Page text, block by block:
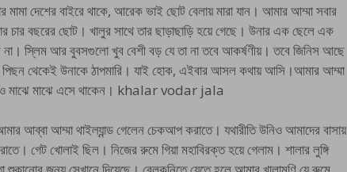
দেশের বাইরে থাকে, আরেক ভাই ছোট বেলায় মারা যান। আমার আম্মা সবার
চার বছরের ছোট। খালুর সাথে তার ছাড়াছাড়ি হয়ে গেছে। উনার এক ছেলে এক
স্লিম আর বুবসগুলো খুব বেশী বড় যে তা না তবে আকর্ষণীয়। তবে জিনিস আছে
পিছন থেকেই উনাকে ঠাপমারি। যাই হোক, এইবার আসল কথায় আসি।আমার আম্মা
মাঝে মাঝে এসে থাকেন। khalar vodar jala
আব্বা আম্মা থাইল্যান্ড গেলেন চেকআপ করাতে। যথারীতি উনিও আমাদের বাসায়
গেট খোলাই ছিল। নিজের রুমে গিয়া মহাবিরক্ত হয়ে গেলাম। শালার লুঙ্গি